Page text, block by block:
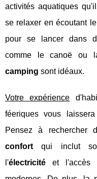
activités aquatiques
se relaxer en écoutant
pour se lancer dans
comme le canoë ou
camping sont idéaux.
Votre expérience
féeriques vous
Pensez à rechercher
confort qui inclut
l'électricité et l'accès